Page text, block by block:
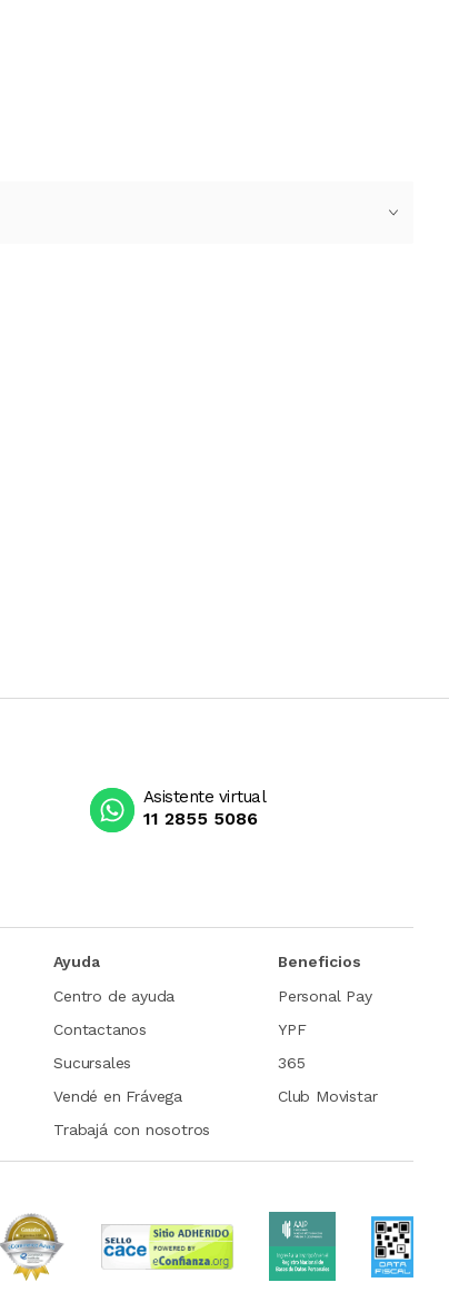
Asistente virtual
11 2855 5086
Ayuda
Centro de ayuda
Contactanos
Sucursales
Vendé en Frávega
Trabajá con nosotros
Beneficios
Personal Pay
YPF
365
Club Movistar